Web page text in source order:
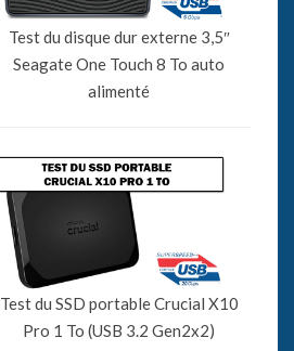
Test du disque dur externe 3,5″
Seagate One Touch 8 To auto
alimenté
Test du SSD portable Crucial X10
Pro 1 To (USB 3.2 Gen2x2)